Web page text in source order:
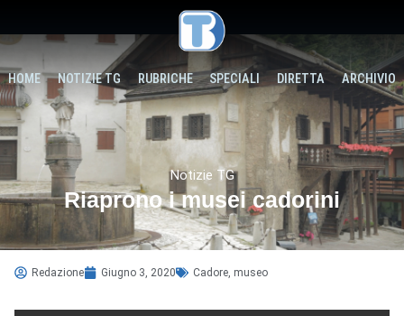
HOME NOTIZIE TG RUBRICHE SPECIALI DIRETTA ARCHIVIO
Notizie TG
Riaprono i musei cadorini
Redazione Giugno 3, 2020 Cadore museo